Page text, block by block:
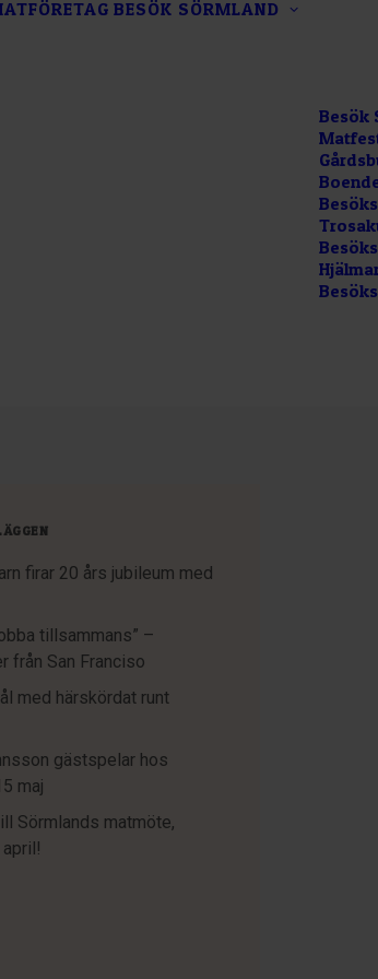
BESÖK SÖRMLAND
Besök
firar 20 års jubileum med
tillsammans” –
från San Franciso
med härskördat runt
gästspelar hos
maj
Sörmlands matmöte,